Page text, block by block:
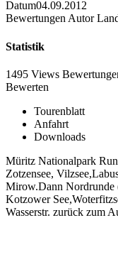
Datum04.09.2012
Bewertungen Autor
Statistik
1495 Views
Bewerten
Tourenblatt
Anfahrt
Downloads
Müritz Nationalpark
Zotzensee,
Mirow.Dann Nordrunde
Kotzower
Wasserstr. zurück zum